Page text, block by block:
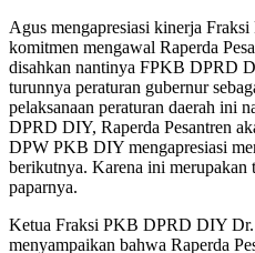
Agus mengapresiasi kinerja
komitmen mengawal Raperda
disahkan nantinya FPKB DPRD
turunnya peraturan gubernur
pelaksanaan peraturan daerah ini
DPRD DIY, Raperda Pesantren
DPW PKB DIY mengapresiasi
berikutnya. Karena ini merupakan
paparnya.
Ketua Fraksi PKB DPRD DIY
menyampaikan bahwa Raperda